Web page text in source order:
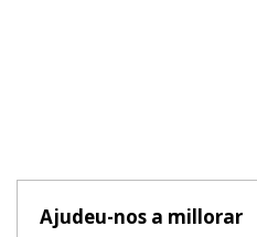
Ajudeu-nos a millorar